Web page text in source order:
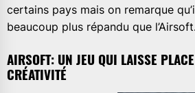
certains pays mais on remarque
beaucoup plus répandu que l’Airsoft.
AIRSOFT: UN JEU QUI LAISSE
CRÉATIVITÉ